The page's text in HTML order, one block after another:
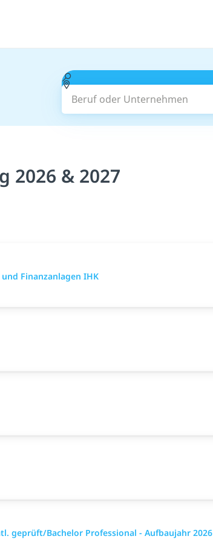
Beruf oder Unternehmen
2026 & 2027
Finanzanlagen IHK
geprüft/Bachelor Professional - Aufbaujahr 2026